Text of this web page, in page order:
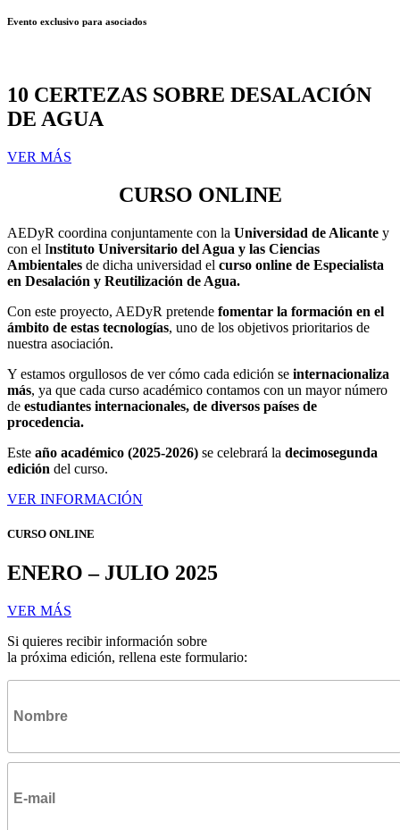
Evento exclusivo para asociados
10 CERTEZAS SOBRE DESALACIÓN
DE AGUA
VER MÁS
CURSO ONLINE
AEDyR coordina conjuntamente con la Universidad de Alicante y
con el Instituto Universitario del Agua y las Ciencias
Ambientales de dicha universidad el curso online de Especialista
en Desalación y Reutilización de Agua.
Con este proyecto, AEDyR pretende fomentar la formación en el
ámbito de estas tecnologías, uno de los objetivos prioritarios de
nuestra asociación.
Y estamos orgullosos de ver cómo cada edición se internacionaliza
más, ya que cada curso académico contamos con un mayor número
de estudiantes internacionales, de diversos países de
procedencia.
Este año académico (2025-2026) se celebrará la decimosegunda
edición del curso.
VER INFORMACIÓN
CURSO ONLINE
ENERO – JULIO 2025
VER MÁS
Si quieres recibir información sobre
la próxima edición, rellena este formulario: